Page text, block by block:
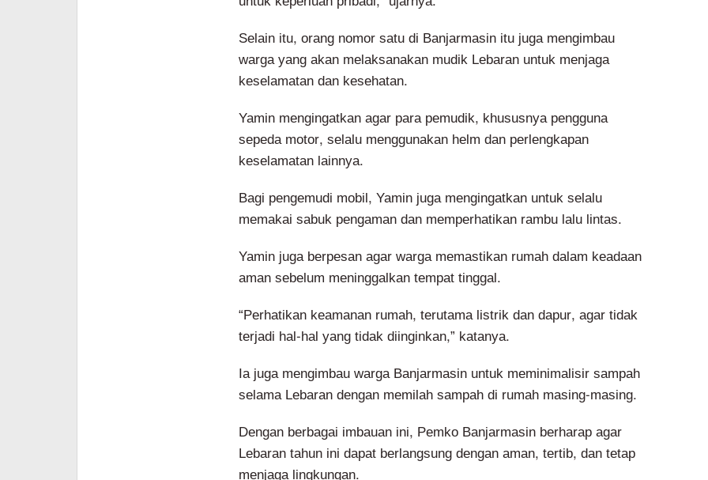
Selain itu, orang nomor satu di Banjarmasin itu juga mengimbau
warga yang akan melaksanakan mudik Lebaran untuk menjaga
keselamatan dan kesehatan.
Yamin mengingatkan agar para pemudik, khususnya pengguna
sepeda motor, selalu menggunakan helm dan perlengkapan
keselamatan lainnya.
Bagi pengemudi mobil, Yamin juga mengingatkan untuk selalu
memakai sabuk pengaman dan memperhatikan rambu lalu lintas.
Yamin juga berpesan agar warga memastikan rumah dalam keadaan
aman sebelum meninggalkan tempat tinggal.
“Perhatikan keamanan rumah, terutama listrik dan dapur, agar tidak
terjadi hal-hal yang tidak diinginkan,” katanya.
Ia juga mengimbau warga Banjarmasin untuk meminimalisir sampah
selama Lebaran dengan memilah sampah di rumah masing-masing.
Dengan berbagai imbauan ini, Pemko Banjarmasin berharap agar
Lebaran tahun ini dapat berlangsung dengan aman, tertib, dan tetap